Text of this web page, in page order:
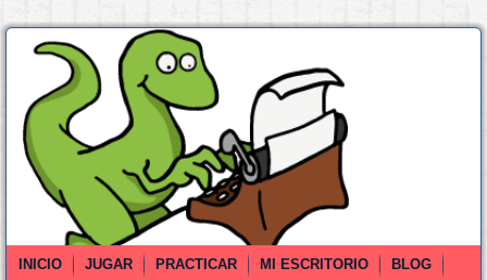
INICIO JUGAR PRACTICAR MI ESCRITORIO
BLOG